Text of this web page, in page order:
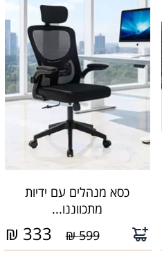
כסא מנהלים עם ידיות
מתכווננו...
599 ₪
333
₪